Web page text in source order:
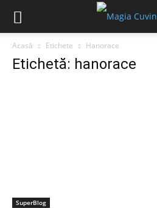
Acasă Etichete Hanorace
Etichetă: hanorace
SuperBlog